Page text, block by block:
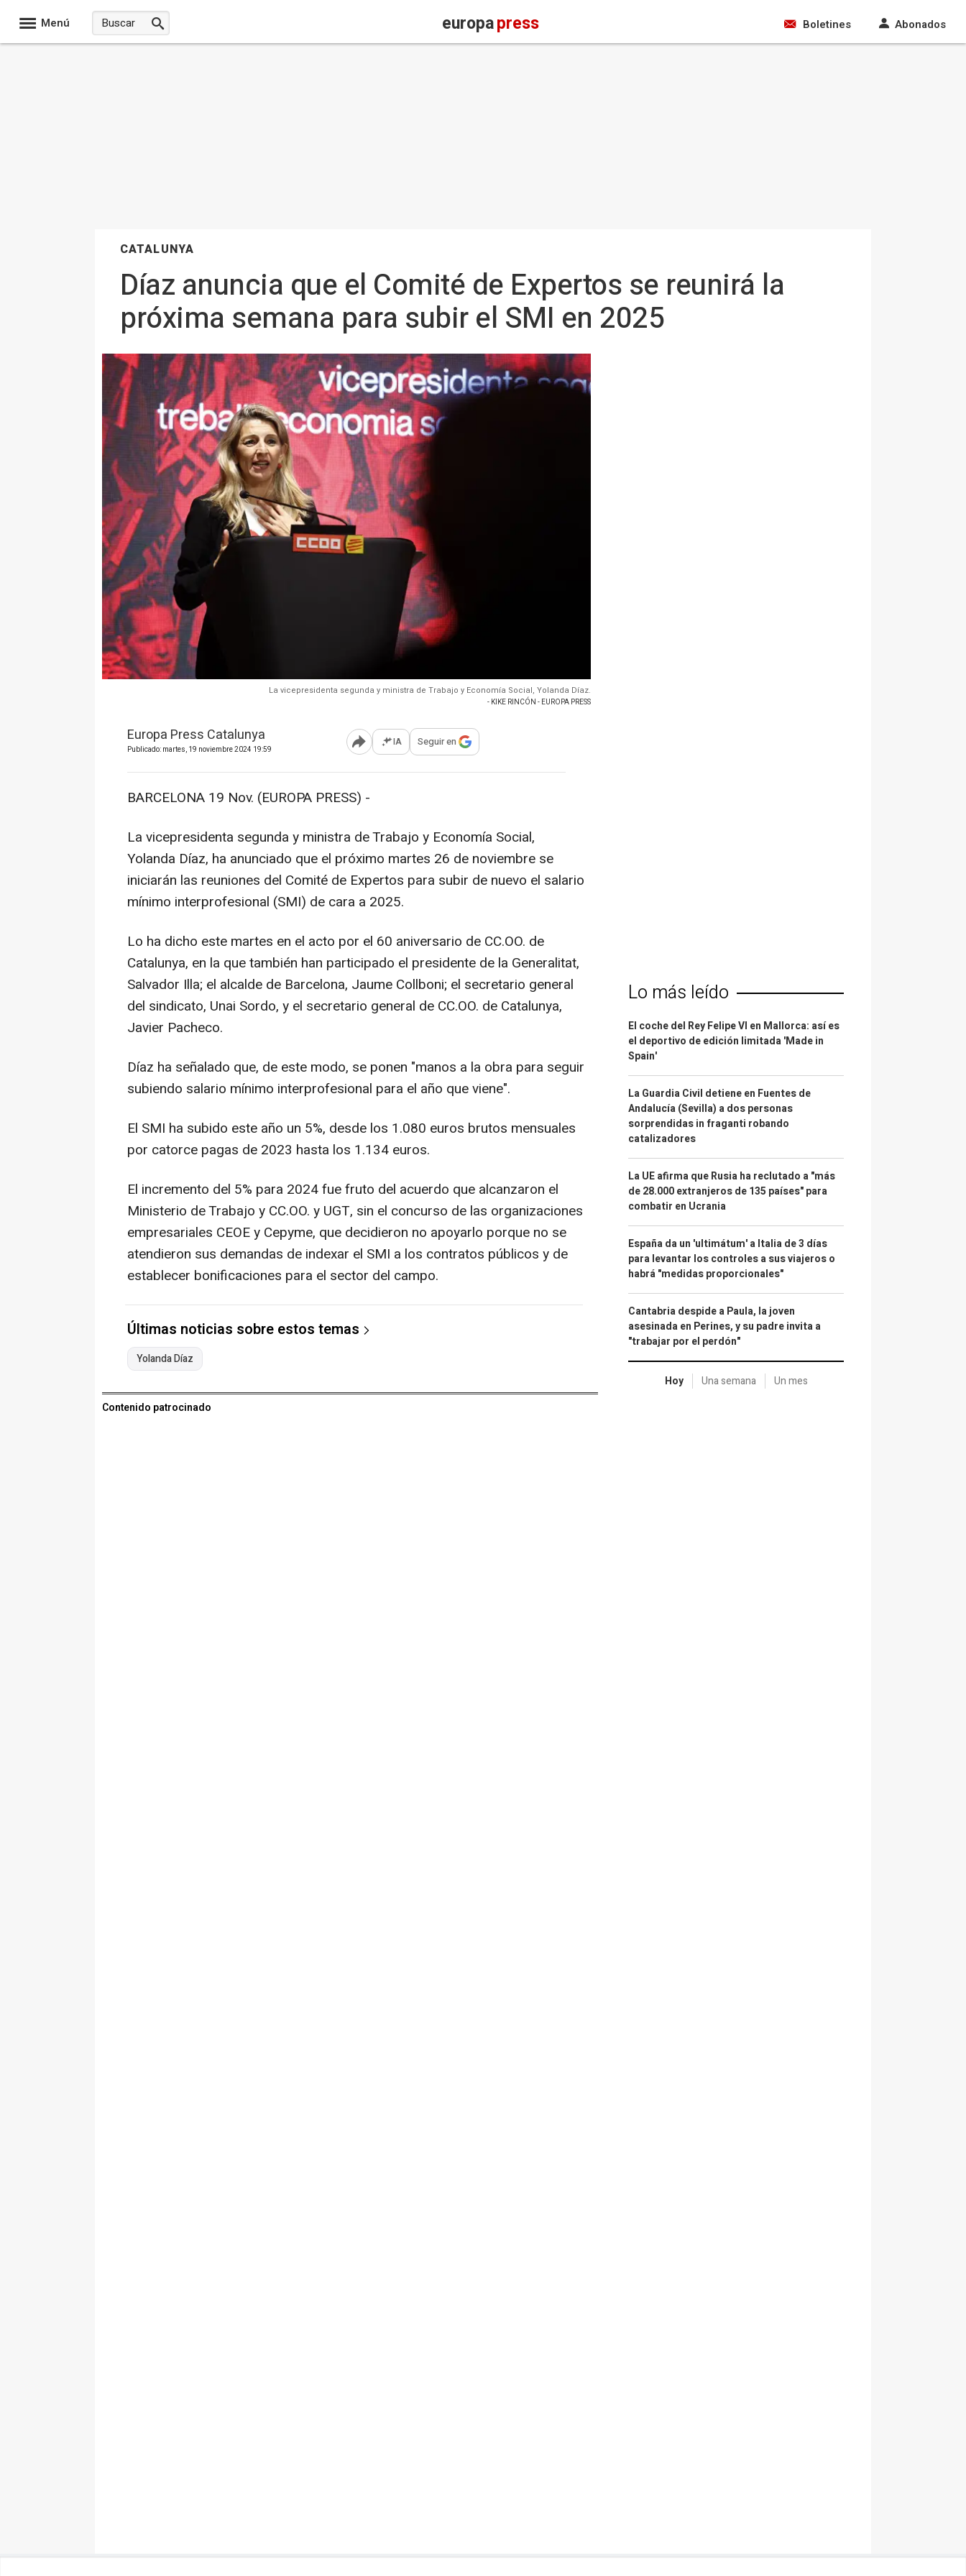
Menú europapress Boletines Abonados
CATALUNYA
Díaz anuncia que el Comité de Expertos se reunirá la
próxima semana para subir el SMI en 2025
La vicepresidenta segunda y ministra de Trabajo y Economía Social, Yolanda Díaz.
- KIKE RINCÓN - EUROPA PRESS
Europa Press Catalunya
Publicado: martes, 19 noviembre 2024 19:59 Abrir opciones para compartir
IA Seguir en
BARCELONA 19 Nov. (EUROPA PRESS) -
La vicepresidenta segunda y ministra de Trabajo y Economía Social,
Yolanda Díaz, ha anunciado que el próximo martes 26 de noviembre se
iniciarán las reuniones del Comité de Expertos para subir de nuevo el salario
mínimo interprofesional (SMI) de cara a 2025.
Lo ha dicho este martes en el acto por el 60 aniversario de CC.OO. de
Catalunya, en la que también han participado el presidente de la Generalitat,
Salvador Illa; el alcalde de Barcelona, Jaume Collboni; el secretario general
del sindicato, Unai Sordo, y el secretario general de CC.OO. de Catalunya,
Javier Pacheco.
Díaz ha señalado que, de este modo, se ponen "manos a la obra para seguir
subiendo salario mínimo interprofesional para el año que viene".
El SMI ha subido este año un 5%, desde los 1.080 euros brutos mensuales
por catorce pagas de 2023 hasta los 1.134 euros.
El incremento del 5% para 2024 fue fruto del acuerdo que alcanzaron el
Ministerio de Trabajo y CC.OO. y UGT, sin el concurso de las organizaciones
empresariales CEOE y Cepyme, que decidieron no apoyarlo porque no se
atendieron sus demandas de indexar el SMI a los contratos públicos y de
establecer bonificaciones para el sector del campo.
Últimas noticias sobre estos temas
Yolanda Díaz
Contenido patrocinado
Lo más leído
El coche del Rey Felipe VI en Mallorca: así es
el deportivo de edición limitada 'Made in
Spain'
La Guardia Civil detiene en Fuentes de
Andalucía (Sevilla) a dos personas
sorprendidas in fraganti robando
catalizadores
La UE afirma que Rusia ha reclutado a "más
de 28.000 extranjeros de 135 países" para
combatir en Ucrania
España da un 'ultimátum' a Italia de 3 días
para levantar los controles a sus viajeros o
habrá "medidas proporcionales"
Cantabria despide a Paula, la joven
asesinada en Perines, y su padre invita a
"trabajar por el perdón"
Hoy Una semana Un mes